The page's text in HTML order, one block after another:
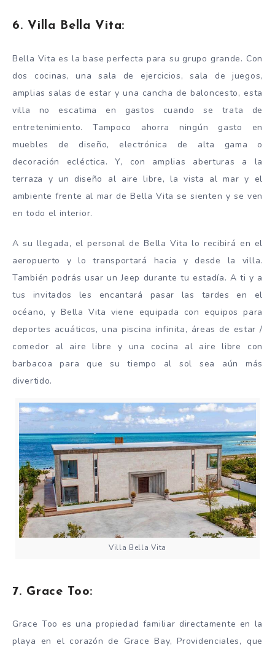
6. Villa Bella Vita:
Bella Vita es la base perfecta para su grupo grande. Con
dos cocinas, una sala de ejercicios, sala de juegos,
amplias salas de estar y una cancha de baloncesto, esta
villa no escatima en gastos cuando se trata de
entretenimiento. Tampoco ahorra ningún gasto en
muebles de diseño, electrónica de alta gama o
decoración ecléctica. Y, con amplias aberturas a la
terraza y un diseño al aire libre, la vista al mar y el
ambiente frente al mar de Bella Vita se sienten y se ven
en todo el interior.
A su llegada, el personal de Bella Vita lo recibirá en el
aeropuerto y lo transportará hacia y desde la villa.
También podrás usar un Jeep durante tu estadía. A ti y a
tus invitados les encantará pasar las tardes en el
océano, y Bella Vita viene equipada con equipos para
deportes acuáticos, una piscina infinita, áreas de estar /
comedor al aire libre y una cocina al aire libre con
barbacoa para que su tiempo al sol sea aún más
divertido.
Villa Bella Vita
7. Grace Too:
Grace Too es una propiedad familiar directamente en la
playa en el corazón de Grace Bay, Providenciales, que